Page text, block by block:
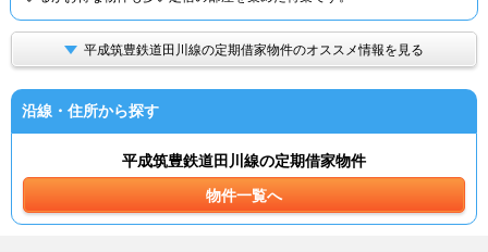
平成筑豊鉄道田川線の定期借家物件のオススメ情報を見る
沿線・住所から探す
平成筑豊鉄道田川線の定期借家物件
物件一覧へ